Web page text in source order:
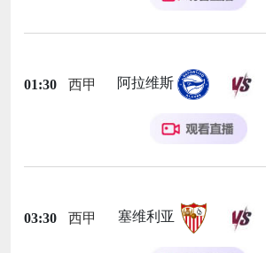
01:30 西甲 阿拉维斯
03:30 西甲 塞维利亚